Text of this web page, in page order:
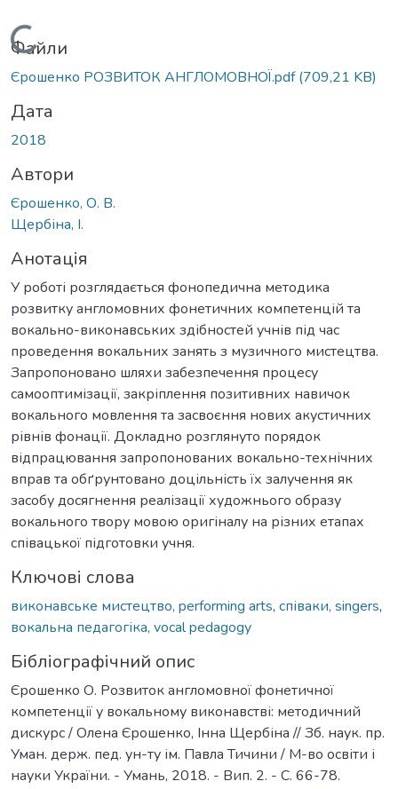
Вантажиться...
Файли
Єрошенко РОЗВИТОК АНГЛОМОВНОЇ.pdf(709,21 KB)
Дата
2018
Автори
Єрошенко, О. В.
Щербіна, І.
Анотація
У роботі розглядається фонопедична методика
розвитку англомовних фонетичних компетенцій та
вокально-виконавських здібностей учнів під час
проведення вокальних занять з музичного мистецтва.
Запропоновано шляхи забезпечення процесу
самооптимізації, закріплення позитивних навичок
вокального мовлення та засвоєння нових акустичних
рівнів фонації. Докладно розглянуто порядок
відпрацювання запропонованих вокально-технічних
вправ та обґрунтовано доцільність їх залучення як
засобу досягнення реалізації художнього образу
вокального твору мовою оригіналу на різних етапах
співацької підготовки учня.
Ключові слова
виконавське мистецтво, performing arts, співаки, singers,
вокальна педагогіка, vocal pedagogy
Бібліографічний опис
Єрошенко О. Розвиток англомовної фонетичної
компетенції у вокальному виконавстві: методичний
дискурс / Олена Єрошенко, Інна Щербіна // Зб. наук. пр.
Уман. держ. пед. ун-ту ім. Павла Тичини / М-во освіти і
науки України. - Умань, 2018. - Вип. 2. - C. 66-78.